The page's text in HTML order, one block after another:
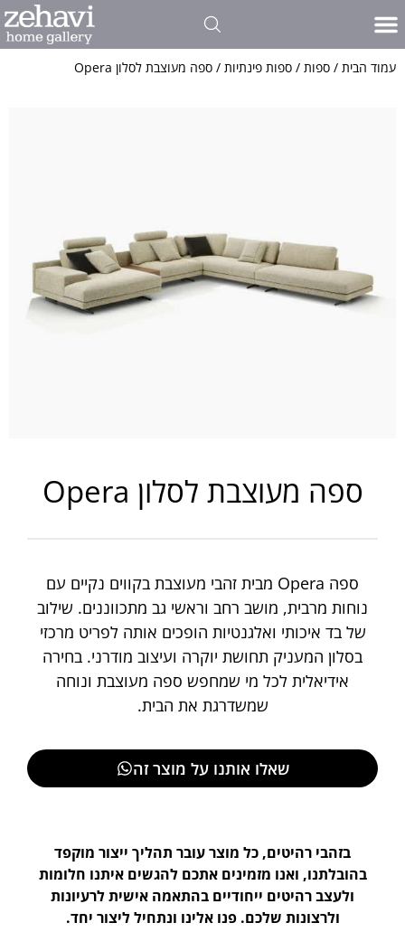
עמוד הבית / ספות / ספות פינתיות / ספה מעוצבת לסלון Opera
ספה מעוצבת לסלון Opera
ספה Opera מבית זהבי מעוצבת בקווים נקיים עם
נוחות מרבית, מושב רחב וראשי גב מתכווננים. שילוב
של בד איכותי ואלגנטיות הופכים אותה לפריט מרכזי
בסלון המעניק תחושת יוקרה ועיצוב מודרני. בחירה
אידיאלית לכל מי שמחפש ספה מעוצבת ונוחה
שמשדרגת את הבית.
שאלו אותנו על מוצר זה
בזהבי רהיטים, כל מוצר עובר תהליך ייצור מוקפד
בהובלתנו, ואנו מזמינים אתכם להגשים איתנו חלומות
ולעצב רהיטים ייחודיים בהתאמה אישית לרעיונות
ולרצונות שלכם. פנו אלינו ונתחיל ליצור יחד.